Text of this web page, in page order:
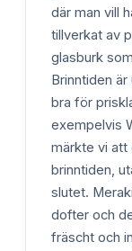
där man vill
tillverkat av
glasburk
Brinntiden
bra för
exempelvis
märkte vi att
brinntiden,
slutet.
dofter och
fräscht och